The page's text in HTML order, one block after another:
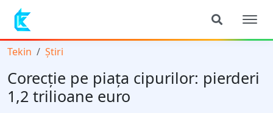
Tekin Știri
Corecție pe piața cipurilor: pierderi
1,2 trilioane euro